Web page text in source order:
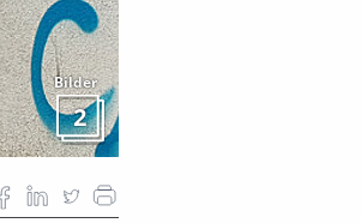
Bilder
2